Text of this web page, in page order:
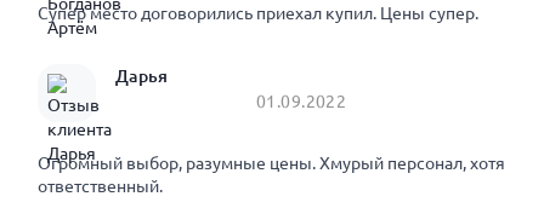
Супер место договорились приехал купил. Цены супер.
Дарья
01.09.2022
Огромный выбор, разумные цены. Хмурый персонал, хотя
ответственный.